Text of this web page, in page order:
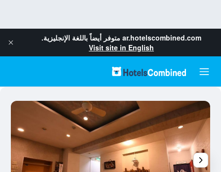
ar.hotelscombined.com متوفر أيضاً باللغة الإنجليزية.
Visit site in English